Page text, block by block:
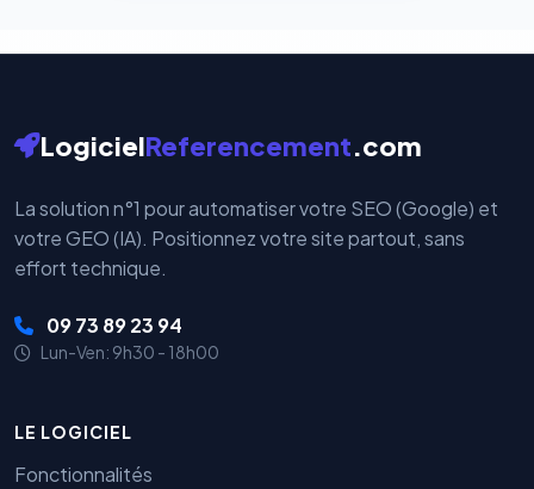
LogicielReferencement.com
La solution n°1 pour automatiser votre SEO (Google) et
votre GEO (IA). Positionnez votre site partout, sans
effort technique.
09 73 89 23 94
Lun-Ven: 9h30 - 18h00
LE LOGICIEL
Fonctionnalités